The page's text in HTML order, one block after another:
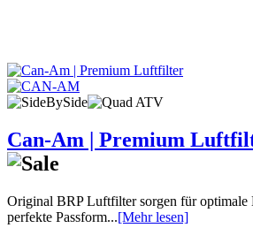
Can-Am | Premium
Original BRP Luftfilter sorgen für optimale
perfekte Passform...[Mehr lesen]